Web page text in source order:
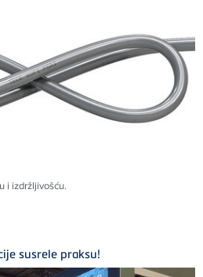
i izdržljivošću.
susrele praksu!